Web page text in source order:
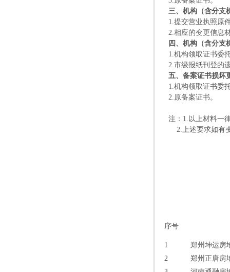
三、机构（含分支
1.提交营业执照原
2.相应的变更信息
四、机构（含分支
1.机构领取证书委
2.市级报纸刊登的
五、备案证书损坏
1.机构领取证书委
2.原备案证书。
注：1.以上材料一
2.上述要求如有
序号
1
郑州坤运房
2
郑州正唐房